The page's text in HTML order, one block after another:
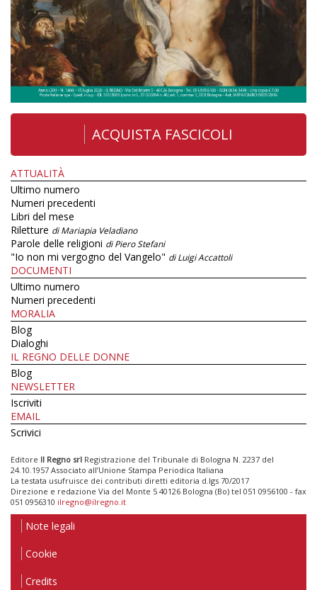
ACQUISTA FASCICOLI
ATTUALITÀ
Ultimo numero
Numeri precedenti
Libri del mese
Riletture di Mariapia Veladiano
Parole delle religioni di Piero Stefani
"Io non mi vergogno del Vangelo" di Luigi Accattoli
DOCUMENTI
Ultimo numero
Numeri precedenti
MORALIA
Blog
Dialoghi
IL REGNO DELLE DONNE
Blog
NEWSLETTER
Iscriviti
EMAIL
Scrivici
Editore Il Regno srl Registrazione del Tribunale di Bologna N. 2237 del
24.10.1957 Associato all’Unione Stampa Periodica Italiana
La testata usufruisce dei contributi diretti editoria d.lgs 70/2017
Direzione e redazione Via del Monte 5 40126 Bologna (Bo) tel 051 0956100 - fax
051 0956310 ilregno@ilregno.it
Note legali
Cookie
Credits